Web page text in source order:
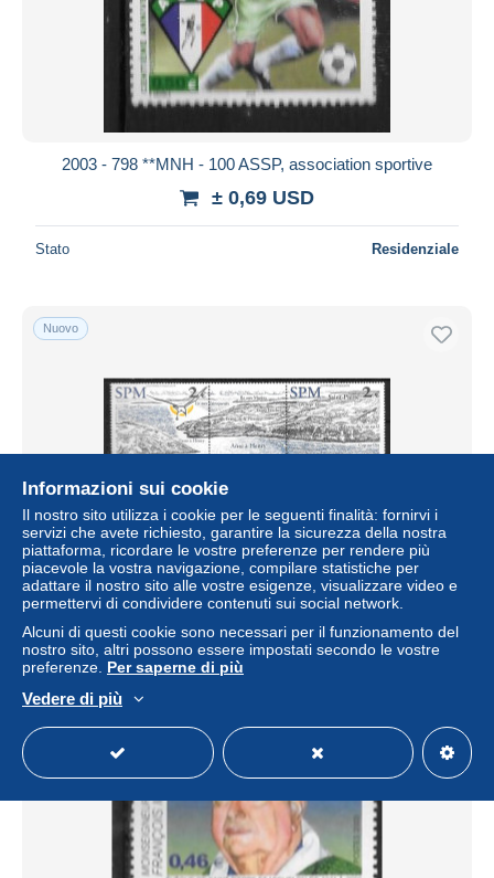
2003 - 798 **MNH - 100 ASSP, association sportive
± 0,69 USD
Stato Residenziale
Nuovo
2002 - 786 A **MNH - Anse à Henry
± 5,78 USD
Stato Residenziale
Informazioni sui cookie
Il nostro sito utilizza i cookie per le seguenti finalità: fornirvi i
servizi che avete richiesto, garantire la sicurezza della nostra
piattaforma, ricordare le vostre preferenze per rendere più
piacevole la vostra navigazione, compilare statistiche per
adattare il nostro sito alle vostre esigenze, visualizzare video e
permettervi di condividere contenuti sui social network.
Alcuni di questi cookie sono necessari per il funzionamento del
nostro sito, altri possono essere impostati secondo le vostre
preferenze. Per saperne di più
Vedere di più